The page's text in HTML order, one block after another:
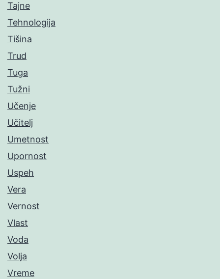
Tajne
Tehnologija
Tišina
Trud
Tuga
Tužni
Učenje
Učitelj
Umetnost
Upornost
Uspeh
Vera
Vernost
Vlast
Voda
Volja
Vreme